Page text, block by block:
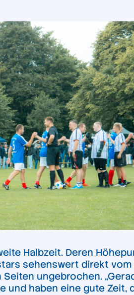
Halbzeit. Deren
sehenswert direkt
ungebrochen.
und haben eine gute Zeit,